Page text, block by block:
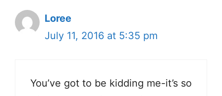
Loree
July 11, 2016 at 5:35 pm
You’ve got to be kidding me-it’s so